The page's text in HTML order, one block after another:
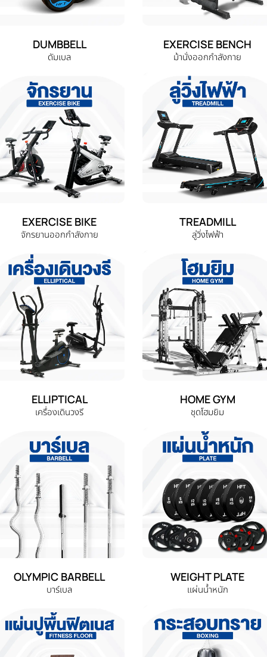
DUMBBELL
ดัมเบล
EXERCISE BENCH
ม้านั่งออกกำลังกาย
EXERCISE BIKE
จักรยานออกกำลังกาย
TREADMILL
ลู่วิ่งไฟฟ้า
ELLIPTICAL
เครื่องเดินวงรี
HOME GYM
ชุดโฮมยิม
OLYMPIC BARBELL
บาร์เบล
WEIGHT PLATE
แผ่นน้ำหนัก